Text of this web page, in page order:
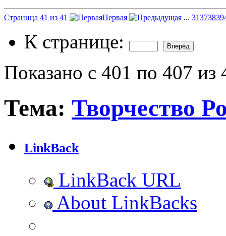
Страница 41 из 41 Первая ... 31373839
К странице:
Показано с 401 по 407 из
Тема: Творчество
LinkBack
LinkBack URL
About LinkBacks